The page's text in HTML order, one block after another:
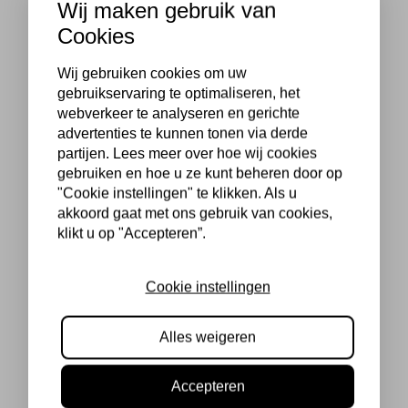
Wij maken gebruik van
Cookies
Wij gebruiken cookies om uw
gebruikservaring te optimaliseren, het
webverkeer te analyseren en gerichte
advertenties te kunnen tonen via derde
partijen. Lees meer over hoe wij cookies
gebruiken en hoe u ze kunt beheren door op
"Cookie instellingen" te klikken. Als u
akkoord gaat met ons gebruik van cookies,
klikt u op "Accepteren”.
Cookie instellingen
Alles weigeren
Accepteren